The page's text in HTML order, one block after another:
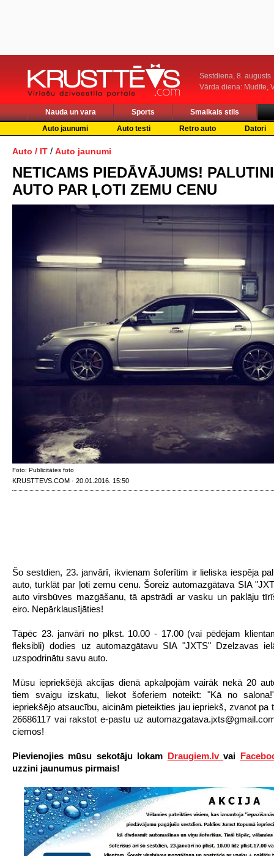
Sestdiena, 8. augusts
Vārda diena: Mudīte,
Nauda un vara Sports
Smalkais stils
Auto jaunumi
Auto testi Retro auto Datori
Auto / IT / Auto jaunumi
NETICAMS PIEDĀVĀJUMS!
AUTO PAR ĻOTI ZEMU CENU
Foto: Publicitātes foto
KRUSTTEVS.COM · 20.01.2016. 15:50
Šo sestdien, 23. janvārī, ikvienam šoferītim ir lieliska iespēja
auto, turklāt par ļoti zemu cenu. Šoreizautomazgātava SIA
auto virsbūves mazgāšanu, tā apstrādi ar vasku un paklāju
eiro. Nepārklausījāties!
Tāpēc 23. janvārī no plkst. 10.00 - 17.00 (vai pēdējam
fleksibli) dodies uz automazgātavu SIA "JXTS" Dzelzavas
uzspodrinātu savu auto.
Mūsu iepriekšējā akcijas dienā apkalpojām vairāk nekā 20
tiem svaigu izskatu, liekot šoferiem noteikt: "Kā no
iepriekšējo atsaucību, aicinām pieteikties jau iepriekš, zvanot pa
26686117 vai rakstot e-pastu uz
ciemos!
Pievienojies mūsu sekotāju lokam Draugiem.lvvai
uzzini jaunumus pirmais!